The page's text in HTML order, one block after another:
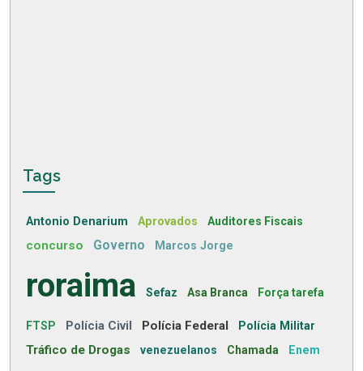
Tags
Antonio Denarium Aprovados Auditores Fiscais
concurso Governo Marcos Jorge
roraima Sefaz Asa Branca Força tarefa
FTSP Polícia Civil Polícia Federal Polícia Militar
Tráfico de Drogas venezuelanos Chamada Enem